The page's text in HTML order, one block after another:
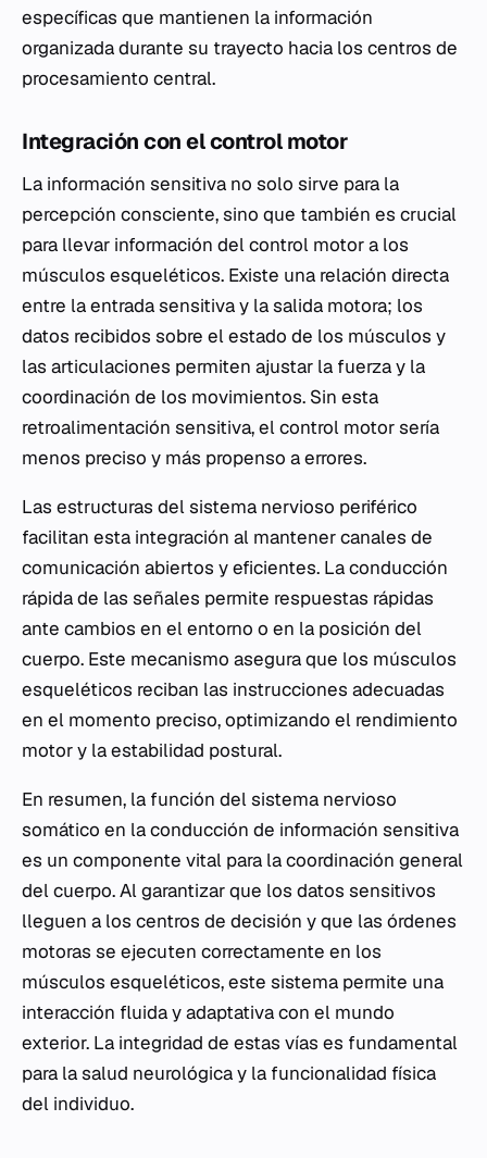
específicas que mantienen la información
organizada durante su trayecto hacia los centros de
procesamiento central.
Integración con el control motor
La información sensitiva no solo sirve para la
percepción consciente, sino que también es crucial
para llevar información del control motor a los
músculos esqueléticos. Existe una relación directa
entre la entrada sensitiva y la salida motora; los
datos recibidos sobre el estado de los músculos y
las articulaciones permiten ajustar la fuerza y la
coordinación de los movimientos. Sin esta
retroalimentación sensitiva, el control motor sería
menos preciso y más propenso a errores.
Las estructuras del sistema nervioso periférico
facilitan esta integración al mantener canales de
comunicación abiertos y eficientes. La conducción
rápida de las señales permite respuestas rápidas
ante cambios en el entorno o en la posición del
cuerpo. Este mecanismo asegura que los músculos
esqueléticos reciban las instrucciones adecuadas
en el momento preciso, optimizando el rendimiento
motor y la estabilidad postural.
En resumen, la función del sistema nervioso
somático en la conducción de información sensitiva
es un componente vital para la coordinación general
del cuerpo. Al garantizar que los datos sensitivos
lleguen a los centros de decisión y que las órdenes
motoras se ejecuten correctamente en los
músculos esqueléticos, este sistema permite una
interacción fluida y adaptativa con el mundo
exterior. La integridad de estas vías es fundamental
para la salud neurológica y la funcionalidad física
del individuo.